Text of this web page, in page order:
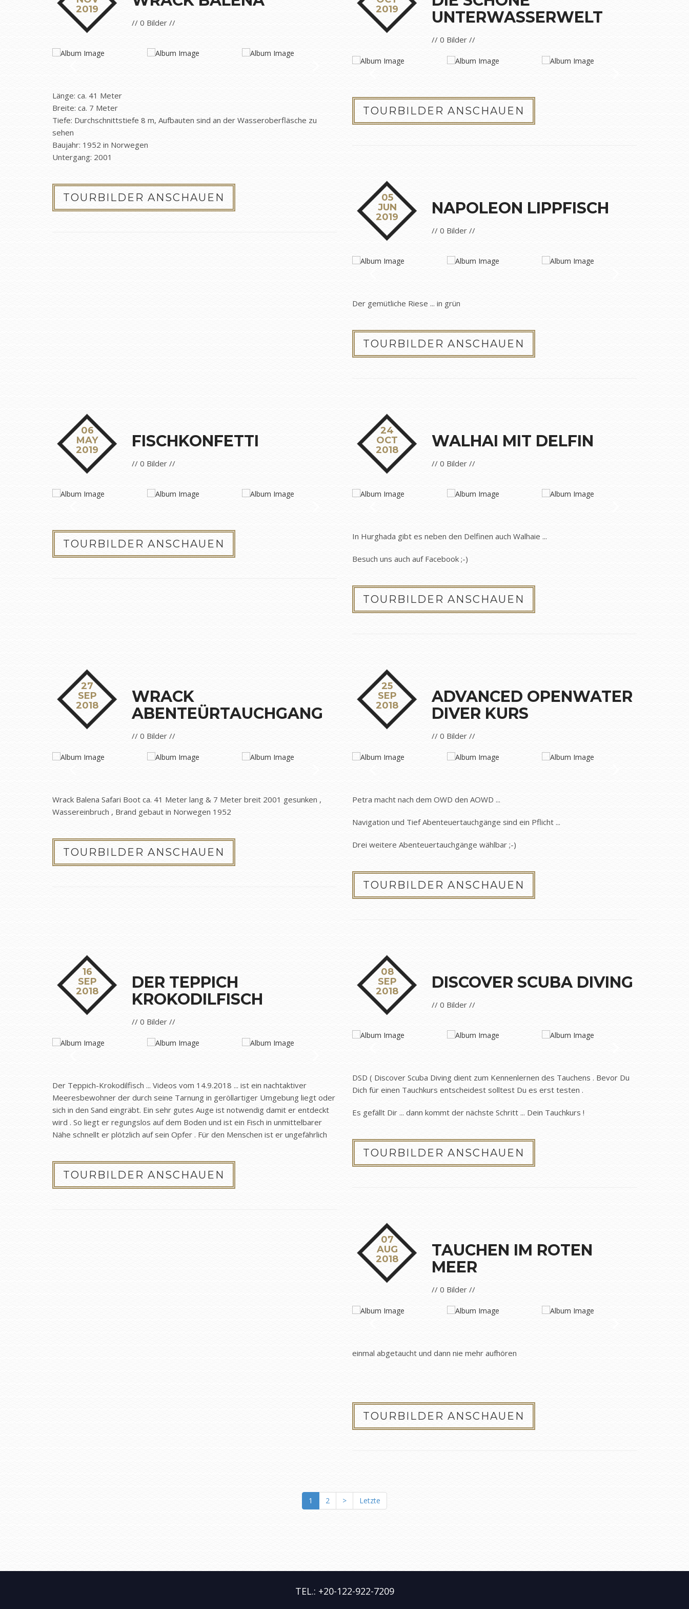
2019
// 0 Bilder //
Länge: ca. 41 Meter
Breite: ca. 7 Meter
Tiefe: Durchschnittstiefe 8 m, Aufbauten sind an der Wasseroberfläsche zu
sehen
Baujahr: 1952 in Norwegen
Untergang: 2001
TOURBILDER ANSCHAUEN
2019
UNTERWASSERWELT
// 0 Bilder //
TOURBILDER ANSCHAUEN
05
JUN
2019
NAPOLEON LIPPFISCH
// 0 Bilder //
Der gemütliche Riese ... in grün
TOURBILDER ANSCHAUEN
06
MAY
2019
FISCHKONFETTI
// 0 Bilder //
TOURBILDER ANSCHAUEN
24
OCT
2018
WALHAI MIT DELFIN
// 0 Bilder //
In Hurghada gibt es neben den Delfinen auch Walhaie ...
Besuch uns auch auf Facebook ;-)
TOURBILDER ANSCHAUEN
27
SEP
2018
WRACK
ABENTEÜRTAUCHGANG
// 0 Bilder //
Wrack Balena Safari Boot ca. 41 Meter lang & 7 Meter breit 2001 gesunken ,
Wassereinbruch , Brand gebaut in Norwegen 1952
TOURBILDER ANSCHAUEN
25
SEP
2018
ADVANCED OPENWATER
DIVER KURS
// 0 Bilder //
Petra macht nach dem OWD den AOWD ...
Navigation und Tief Abenteuertauchgänge sind ein Pflicht ...
Drei weitere Abenteuertauchgänge wählbar ;-)
TOURBILDER ANSCHAUEN
16
SEP
2018
DER TEPPICH
KROKODILFISCH
// 0 Bilder //
Der Teppich-Krokodilfisch ... Videos vom 14.9.2018 ... ist ein nachtaktiver
Meeresbewohner der durch seine Tarnung in geröllartiger Umgebung liegt oder
sich in den Sand eingräbt. Ein sehr gutes Auge ist notwendig damit er entdeckt
wird . So liegt er regungslos auf dem Boden und ist ein Fisch in unmittelbarer
Nähe schnellt er plötzlich auf sein Opfer . Für den Menschen ist er ungefährlich
TOURBILDER ANSCHAUEN
08
SEP
2018
DISCOVER SCUBA DIVING
// 0 Bilder //
DSD ( Discover Scuba Diving dient zum Kennenlernen des Tauchens . Bevor Du
Dich für einen Tauchkurs entscheidest solltest Du es erst testen .
Es gefällt Dir ... dann kommt der nächste Schritt ... Dein Tauchkurs !
TOURBILDER ANSCHAUEN
07
AUG
2018
TAUCHEN IM ROTEN
MEER
// 0 Bilder //
einmal abgetaucht und dann nie mehr aufhören
TOURBILDER ANSCHAUEN
1 2 > Letzte
TEL.: +20-122-922-7209